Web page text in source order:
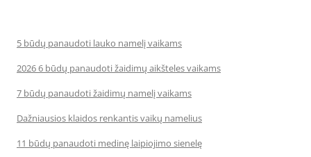
5 būdų panaudoti lauko namelį vaikams
2026 6 būdų panaudoti žaidimų aikšteles vaikams
7 būdų panaudoti žaidimų namelį vaikams
Dažniausios klaidos renkantis vaikų namelius
11 būdų panaudoti medinę laipiojimo sienelę